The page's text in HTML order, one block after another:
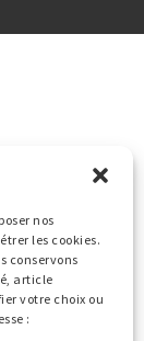
nos
les cookies.
conservons
article
votre choix ou
: